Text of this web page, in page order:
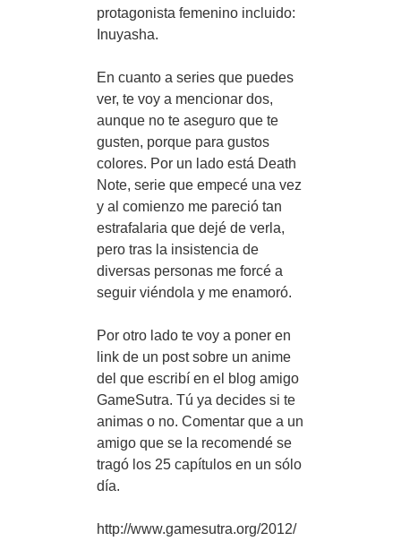
protagonista femenino incluido:
Inuyasha.
En cuanto a series que puedes
ver, te voy a mencionar dos,
aunque no te aseguro que te
gusten, porque para gustos
colores. Por un lado está Death
Note, serie que empecé una vez
y al comienzo me pareció tan
estrafalaria que dejé de verla,
pero tras la insistencia de
diversas personas me forcé a
seguir viéndola y me enamoró.
Por otro lado te voy a poner en
link de un post sobre un anime
del que escribí en el blog amigo
GameSutra. Tú ya decides si te
animas o no. Comentar que a un
amigo que se la recomendé se
tragó los 25 capítulos en un sólo
día.
http://www.gamesutra.org/2012/